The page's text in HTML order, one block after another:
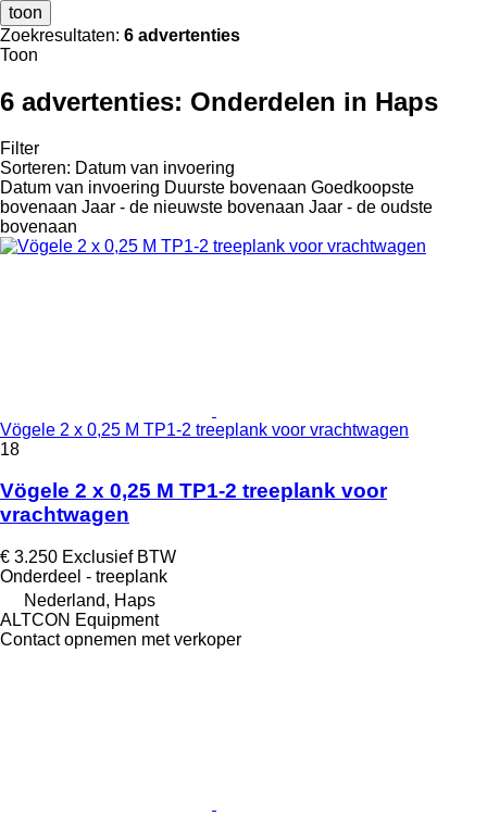
toon
Zoekresultaten: 6 advertenties
Toon
6 advertenties: Onderdelen in Haps
Filter
Sorteren: Datum van invoering
Datum van invoering Duurste bovenaan Goedkoopste
bovenaan Jaar - de nieuwste bovenaan Jaar - de oudste
bovenaan
Vögele 2 x 0,25 M TP1-2 treeplank voor vrachtwagen
18
Vögele 2 x 0,25 M TP1-2 treeplank voor
vrachtwagen
€ 3.250 Exclusief BTW
Onderdeel - treeplank
Nederland, Haps
ALTCON Equipment
Contact opnemen met verkoper